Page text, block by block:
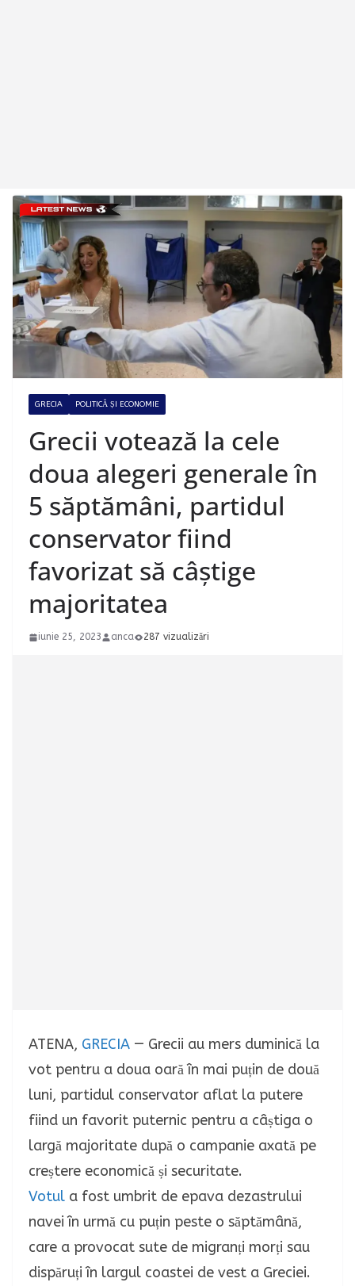
GRECIA POLITICĂ ȘI ECONOMIE
Grecii votează la cele
doua alegeri generale în
5 săptămâni, partidul
conservator fiind
favorizat să câștige
majoritatea
iunie 25, 2023 anca 287 vizualizări
ATENA, GRECIA — Grecii au mers duminică la
vot pentru a doua oară în mai puțin de două
luni, partidul conservator aflat la putere
fiind un favorit puternic pentru a câștiga o
largă majoritate după o campanie axată pe
creștere economică și securitate.
Votul a fost umbrit de epava dezastrului
navei în urmă cu puțin peste o săptămână,
care a provocat sute de migranți morți sau
dispăruți în largul coastei de vest a Greciei.